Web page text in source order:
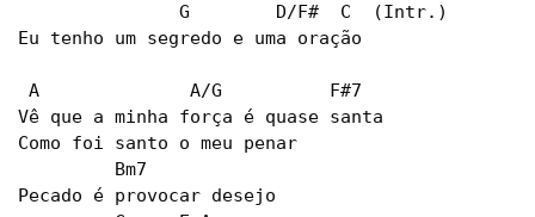
               G        D/F#  C  (Intr.)
Eu tenho um segredo e uma oração
A              A/G          F#7
Vê que a minha força é quase santa
Como foi santo o meu penar
         Bm7
Pecado é provocar desejo